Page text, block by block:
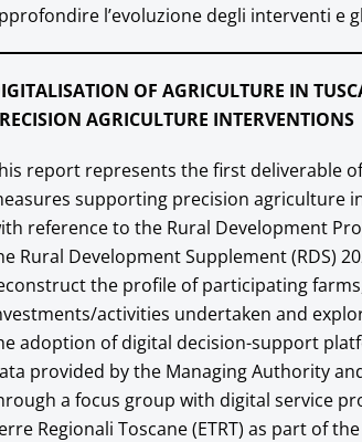
l’evoluzione degli interventi e
OF AGRICULTURE IN
AGRICULTURE INTERVENTIONS
report represents the first deliverable
supporting precision agriculture
reference to the Rural Development
Rural Development Supplement (RDS)
the profile of participating
activities undertaken and
adoption of digital decision-support
provided by the Managing Authority
a focus group with digital service
Regionali Toscane (ETRT) as part of